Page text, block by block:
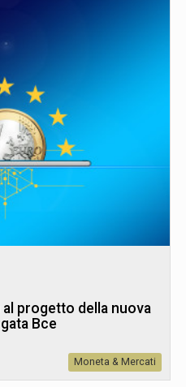
progetto della nuova
Bce
Moneta & Mercati